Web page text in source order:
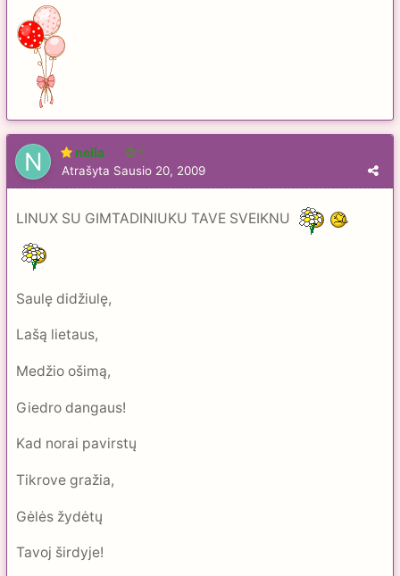
neila 1
Atrašyta Sausio 20, 2009
LINUX SU GIMTADINIUKU TAVE SVEIKNU
Saulę didžiulę,
Lašą lietaus,
Medžio ošimą,
Giedro dangaus!
Kad norai pavirstų
Tikrove gražia,
Gėlės žydėtų
Tavoj širdyje!